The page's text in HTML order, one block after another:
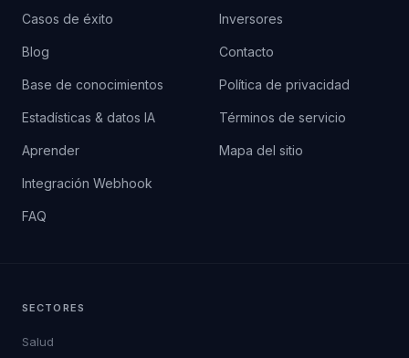
Casos de éxito
Blog
Base de conocimientos
Estadísticas & datos IA
Aprender
Integración Webhook
FAQ
Inversores
Contacto
Política de privacidad
Términos de servicio
Mapa del sitio
SECTORES
Salud